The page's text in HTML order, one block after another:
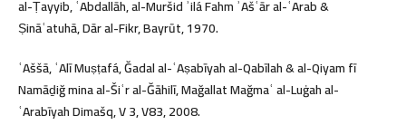
al-Ṭayyib, ʿAbdallāh, al-Muršid ʾilá Fahm ʾAšʿār al-ʿArab &
Ṣināʿatuhā, Dār al-Fikr, Bayrūt, 1970.
ʿAššā, ʿAlī Muṣṭafá, Ğadal al-ʿAṣabīyah al-Qabīlah & al-Qiyam fī
Namāḏiğ mina al-Šiʿr al-Ğāhilī, Mağallat Mağmaʿ al-Luġah al-
ʿArabīyah Dimašq, V 3, V83, 2008.